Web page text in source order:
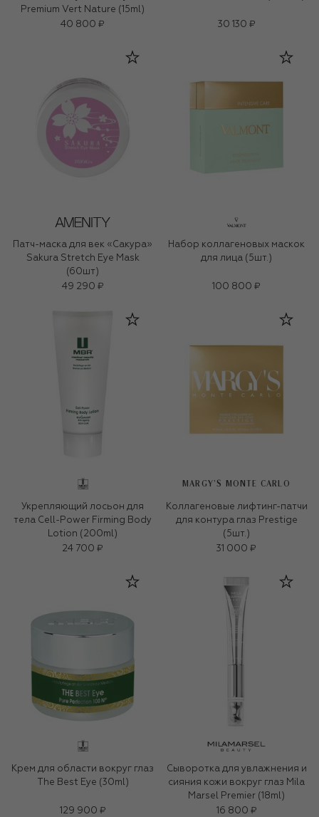
Premium Vert Nature (15ml)
40 800 ₽
30 130 ₽
Патч-маска для век «Сакура»
Sakura Stretch Eye Mask
(60шт)
49 290 ₽
Набор коллагеновых маскок
для лица (5шт.)
100 800 ₽
Укрепляющий лосьон для
тела Cell-Power Firming Body
Lotion (200ml)
24 700 ₽
MARGY’S MONTE CARLO
Коллагеновые лифтинг-патчи
для контура глаз Prestige
(5шт.)
31 000 ₽
Крем для области вокруг глаз
The Best Eye (30ml)
129 900 ₽
Сыворотка для увлажнения и
сияния кожи вокруг глаз Mila
Marsel Premier (18ml)
16 800 ₽